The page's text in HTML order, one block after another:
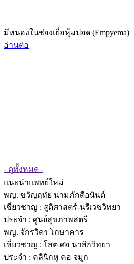
มีหนองในช่องเยื่อหุ้มปอด (Empyema)
อ่านต่อ
- ดูทั้งหมด -
แนะนำแพทย์ใหม่
พญ. ขวัญฤทัย นามภักดีอนันต์
เชี่ยวชาญ : สูติศาสตร์-นรีเวชวิทยา
ประจำ : ศูนย์สุขภาพสตรี
พญ. จักรวิดา โกษาคาร
เชี่ยวชาญ : โสต ศอ นาสิกวิทยา
ประจำ : คลินิกหู คอ จมูก